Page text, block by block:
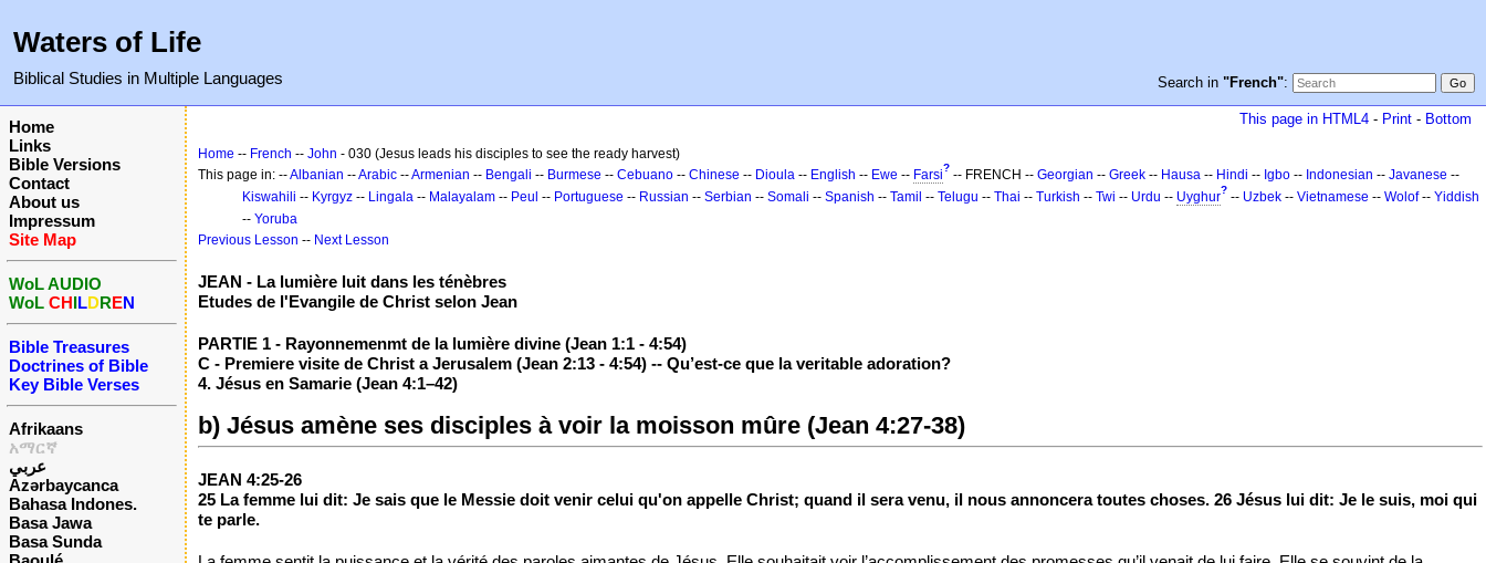
Waters of Life
Biblical Studies in Multiple Languages Search in "French":
Home
Links
Bible Versions
Contact
About us
Impressum
Site Map
WoL AUDIO
WoL CHILDREN
Bible Treasures
Doctrines of Bible
Key Bible Verses
Afrikaans
አማርኛ
عربي
Azərbaycanca
Bahasa Indones.
Basa Jawa
Basa Sunda
This page in HTML4 - Print - Bottom
Home -- French -- John - 030 (Jesus leads his disciples to see the ready harvest)
This page in: --Albanian --Arabic --Armenian -- Bengali -- Burmese -- Cebuano -- Chinese -- Dioula -- English -- Ewe -- Farsi? -- FRENCH -- Georgian -- Greek -- Hausa -- Hindi -- Igbo -- Indonesian -- Javanese --
Kiswahili -- Kyrgyz -- Lingala -- Malayalam -- Peul -- Portuguese -- Russian -- Serbian -- Somali -- Spanish -- Tamil -- Telugu -- Thai -- Turkish -- Twi -- Urdu -- Uyghur? -- Uzbek -- Vietnamese -- Wolof-- Yiddish
-- Yoruba
Previous Lesson -- Next Lesson
JEAN - La lumière luit dans les ténèbres
Etudes de l'Evangile de Christ selon Jean
PARTIE 1 - Rayonnemenmt de la lumière divine (Jean 1:1 - 4:54)
C - Premiere visite de Christ a Jerusalem (Jean 2:13 - 4:54) -- Qu’est-ce que la veritable adoration?
4. Jésus en Samarie (Jean 4:1–42)
b) Jésus amène ses disciples à voir la moisson mûre (Jean 4:27-38)
JEAN 4:25-26
25 La femme lui dit: Je sais que le Messie doit venir celui qu'on appelle Christ; quand il sera venu, il nous annoncera toutes choses. 26 Jésus lui dit: Je le suis, moi qui
te parle.